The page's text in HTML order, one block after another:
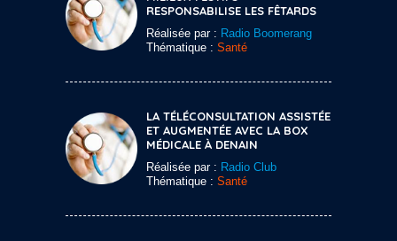
RESPONSABILISE LES FÊTARDS
Réalisée par : Radio Boomerang
Thématique : Santé
LA TÉLÉCONSULTATION ASSISTÉE
ET AUGMENTÉE AVEC LA BOX
MÉDICALE À DENAIN
Réalisée par : Radio Club
Thématique : Santé